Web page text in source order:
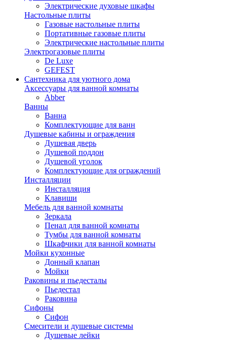
Электрические духовые шкафы
Настольные плиты
Газовые настольные плиты
Портативные газовые плиты
Электрические настольные плиты
Электрогазовые плиты
De Luxe
GEFEST
Сантехника для уютного дома
Аксессуары для ванной комнаты
Abber
Ванны
Ванна
Комплектующие для ванн
Душевые кабины и ограждения
Душевая дверь
Душевой поддон
Душевой уголок
Комплектующие для ограждений
Инсталляции
Инсталляция
Клавиши
Мебель для ванной комнаты
Зеркала
Пенал для ванной комнаты
Тумбы для ванной комнаты
Шкафчики для ванной комнаты
Мойки кухонные
Донный клапан
Мойки
Раковины и пьедесталы
Пьедестал
Раковина
Сифоны
Сифон
Смесители и душевые системы
Душевые лейки